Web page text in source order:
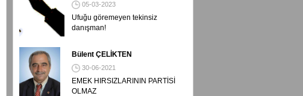
05-03-2023
Ufuğu göremeyen tekinsiz
danışman!
Bülent ÇELİKTEN
30-06-2021
EMEK HIRSIZLARININ PARTİSİ
OLMAZ